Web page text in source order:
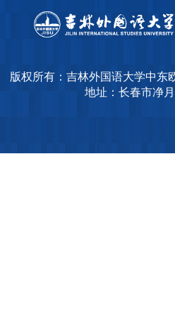
版权所有：吉林外国语大学中东
地址：长春市净